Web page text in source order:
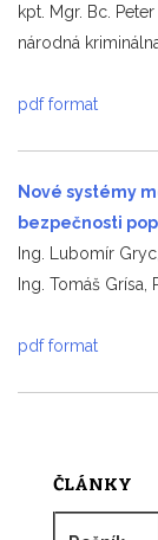
kpt. Mgr. Bc.
národná
pdf format
Nové systémy
bezpečnosti
Ing. Lubomír
Ing. Tomáš Grísa,
pdf format
ČLÁNKY